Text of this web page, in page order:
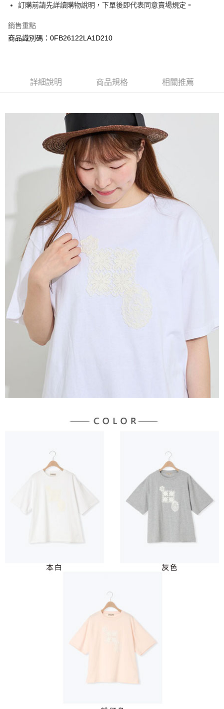
玉山商業銀行
星展（台灣）商業銀行
台灣樂天信用卡公司
大哥付你分期
相關說明
流程，驗證手機門號後，選擇欲分期的期數、繳款截止日，確認付款後即完
消。如遇「轉專審核」未通過狀況，表示未達大哥付你分期系統評分，恕無
【繳款方式說明】
1.分期款項不併入電信帳單，「大哥付你分期」於每月結算日後寄送繳費提
2.透過簡訊連結打開帳單後，可選擇「超商條碼／台灣大直營門市／銀行轉
帳／街口支付／iPASS MONEY」等通路繳費。
1.本服務係由「台灣大哥大股份有限公司」（以下簡稱本公司）所提供，讓
用戶於交易時，得透過本服務購買商品或服務，並由商店將買賣／分期付款
買賣價金債權讓與本公司後，依約使用本公司帳單繳交帳款。
2.基於同意付款使用「大哥付你分期」之契約關係目的，商店將以您的個人
資料（包含姓名、電話或地址）提供予台灣大哥大進項蒐集、處理及利用，
由本公司與您本人進行分期帳單所需資料之確認、核對及更正。
3.完整用戶服務條款，請詳閱以下連結： https://oppay.tw/userRule
【關於「AFTEE先享後付」】
１．簡單：不需註冊會員、不需綁卡、不需儲值。
２．便利：只要手機號碼，簡訊認證，即可結帳。
３．安心：先確認商品／服務後，再付款。
【「AFTEE先享後付」結帳流程】
１．於結帳方式選擇「AFTEE先享後付」後，將跳轉至「AFTEE先享後付」
結帳頁面，進行簡訊認證並確認金額後，即可完成結帳。
２．訂單成立數日內，您將收到繳費通知簡訊。
３．收到繳費通知簡訊後14天內，點擊此簡訊中的連結，可透過四大超商／
ATM／網路銀行／等多元方式進行付款，方視為交易完成。
※ 請注意：結帳手續完成當下不需立刻繳費，但若您需要取消訂單，請聯絡
購買商品的店家。未經商家同意取消之訂單仍視為有效，需透過AFTEE先享
後付繳納相關費用。
※ 交易是否成功請以「AFTEE先享後付 」之結帳頁面顯示為準，若有關於
是否繳費成功／繳費後需取消欲退款等相關疑問，請聯繫「AFTEE先享後付
客戶支援中心」
https://netprotections.freshdesk.com/support/home
【注意事項】
１．透過由恩沛科技股份有限公司提供之「AFTEE先享後付」服務完成之交
易，需依本服務之必要範圍內提供個人資料，並將交易相關給付款項請求債
權轉讓予恩沛科技股份有限公司。
２．關於個人資料處理事宜，請瀏覽以下網址：
https://aftee.tw/terms/#terms3
３．未成年的使用者請事先徵得法定代理人或監護人之同意方可使用
「AFTEE先享後付」，若未經同意申辦者引起之損失，本公司不負相關責
４．使用「AFTEE先享後付」時，將依據個別帳號之用戶狀況，依本公司即
時審查核予不同之上限額度；若仍有額度不足之情形，本公司將視審查結果
５．嚴禁一人註冊多個帳號或使用他人資訊註冊。若發現惡意使用之情形，
恩沛科技股份有限公司將有權停止該用戶之使用額度並採取法律行動。
每筆NT$60，滿NT$1,500(含以上)免運費
每筆NT$60，滿NT$1,500(含以上)免運費
萊爾富取貨付款
每筆NT$60，滿NT$1,500(含以上)免運費
萊爾富純取貨
每筆NT$60，滿NT$1,500(含以上)免運費
7-11取貨付款
每筆NT$60，滿NT$1,500(含以上)免運費
7-11純取貨
每筆NT$60，滿NT$1,500(含以上)免運費
每筆NT$90，滿NT$1,500(含以上)免運費
訂購前請先詳讀購物說明，下單後即代表同意賣場規定。
銷售重點
商品識別碼：0FB26122LA1D210
詳細說明 商品規格 相關推薦